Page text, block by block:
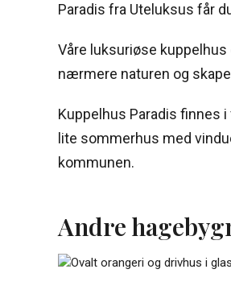
Paradis fra Uteluksus får
Våre luksuriøse
nærmere naturen og
Kuppelhus Paradis finnes
lite sommerhus med
kommunen.
Andre